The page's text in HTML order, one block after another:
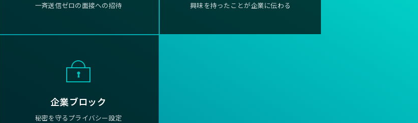
一斉送信ゼロの面接への招待 興味を持ったことが企業に伝わる
企業ブロック
秘密を守るプライバシー設定